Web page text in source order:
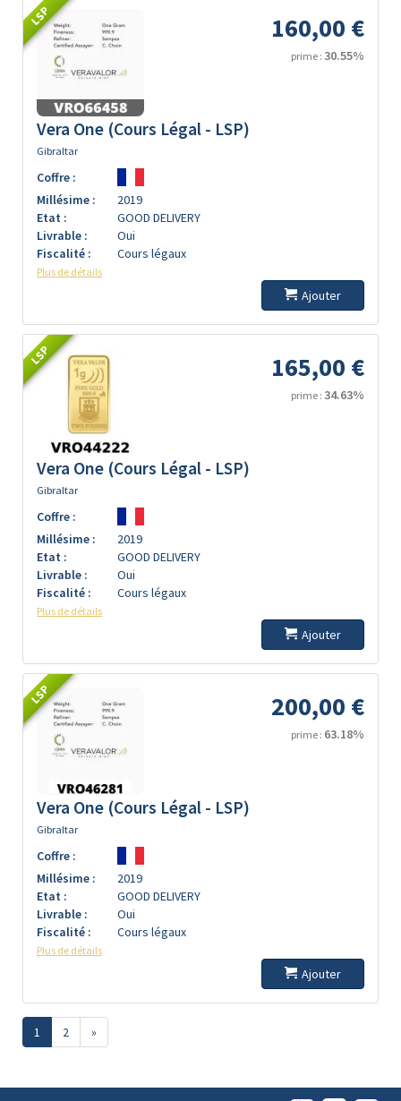
LSP 160,00 €
prime : 30.55%
Vera One (Cours Légal - LSP)
Gibraltar
Coffre :
Millésime :
2019
Etat :
GOOD DELIVERY
Livrable :
Oui
Fiscalité :
Cours légaux
Plus de détails
Ajouter
LSP 165,00 €
prime : 34.63%
Vera One (Cours Légal - LSP)
Gibraltar
Coffre :
Millésime :
2019
Etat :
GOOD DELIVERY
Livrable :
Oui
Fiscalité :
Cours légaux
Plus de détails
Ajouter
LSP 200,00 €
prime : 63.18%
Vera One (Cours Légal - LSP)
Gibraltar
Coffre :
Millésime :
2019
Etat :
GOOD DELIVERY
Livrable :
Oui
Fiscalité :
Cours légaux
Plus de détails
Ajouter
1 2 »